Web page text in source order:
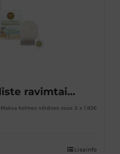
JUST-T Orgaaniliste ravimtaimede tee lagritsa ja piparmündiga
Maksa kolmes võrdses osas 3 x 1.93€
Lisainfo